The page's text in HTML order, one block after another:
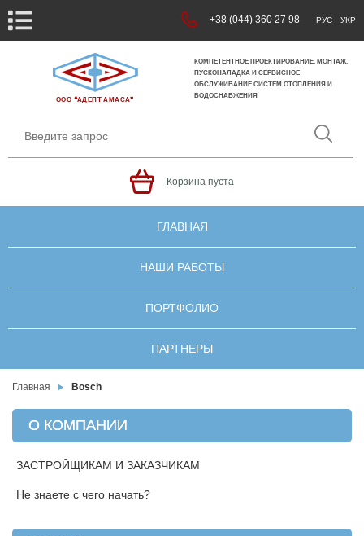
+38 (044) 360 27 98 РУС УКР
ООО ❝АДЕПТ АМАСА❞
КОМПЕТЕНТНОЕ ПРОЕКТИРОВАНИЕ, МОНТАЖ,
ПУСКОНАЛАДКА И СЕРВИСНОЕ
ОБСЛУЖИВАНИЕ СИСТЕМ ОТОПЛЕНИЯ И
ВОДОСНАБЖЕНИЯ
Корзина пуста
ГЛАВНАЯ
НАШИ РАБОТЫ
ПОРТФОЛИО
ПАРТНЕРЫ
Главная Bosch
О КОМПАНИИ
ЗАСТРОЙЩИКАМ И ЗАКАЗЧИКАМ
Не знаете с чего начать?